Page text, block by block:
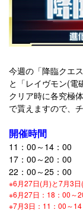
今週の「降臨クエ
と「レイヴモン(電
クリア時に各究極
で貰えますので、
開催時間
11：00～14：00
17：00～20：00
22：00～25：00
※6月27日(月)と7月3
※6月27日：18：00～
※7月3日：11：00～